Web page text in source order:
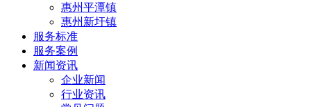
惠州平潭镇
惠州新圩镇
服务标准
服务案例
新闻资讯
企业新闻
行业资讯